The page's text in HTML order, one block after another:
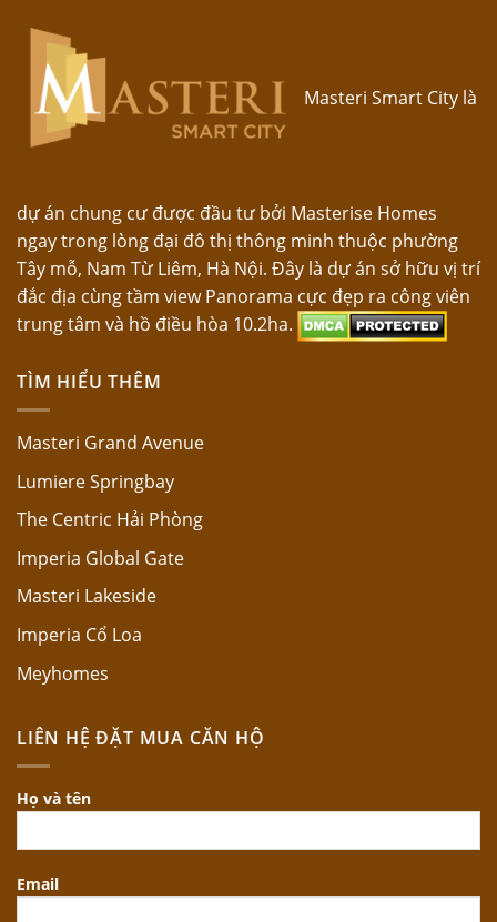
Masteri Smart City là
dự án chung cư được đầu tư bởi Masterise Homes
ngay trong lòng đại đô thị thông minh thuộc phường
Tây mỗ, Nam Từ Liêm, Hà Nội. Đây là dự án sở hữu vị trí
đắc địa cùng tầm view Panorama cực đẹp ra công viên
trung tâm và hồ điều hòa 10.2ha.
TÌM HIỂU THÊM
Masteri Grand Avenue
Lumiere Springbay
The Centric Hải Phòng
Imperia Global Gate
Masteri Lakeside
Imperia Cổ Loa
Meyhomes
LIÊN HỆ ĐẶT MUA CĂN HỘ
Họ và tên
Email